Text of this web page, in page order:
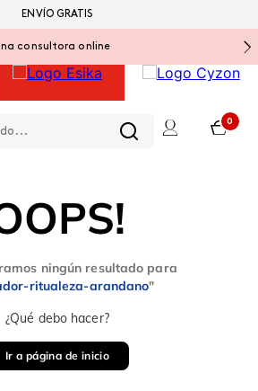
consultora online
0
ENVÍO GRATIS
ningún resultado para
ritualeza-arandano"
¿Qué debo hacer?
Ir a página de inicio